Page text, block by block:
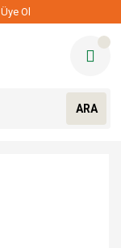
Üye Ol
ARA